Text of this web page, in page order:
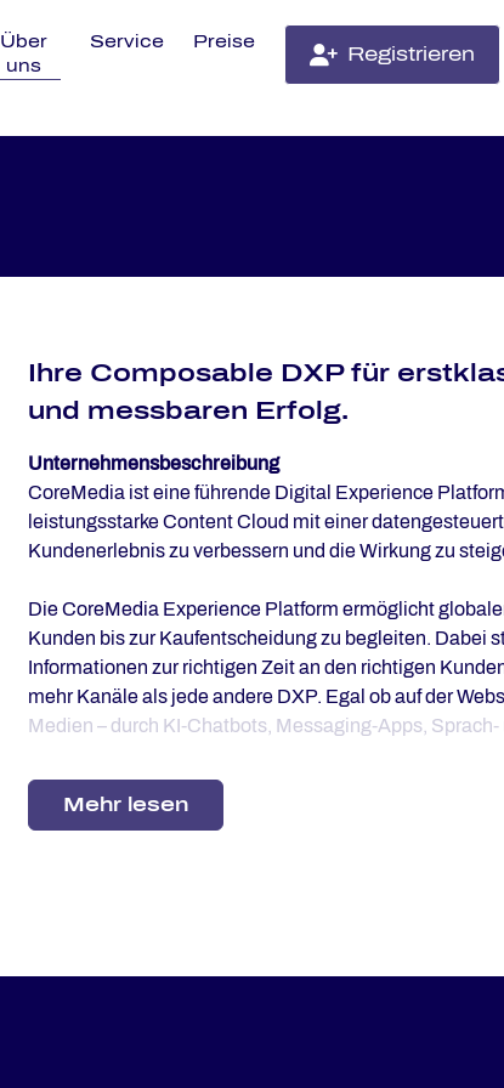
Über
uns
Service Preise
Registrieren
Ihre Com­po­s­a­ble DXP für
und mess­ba­ren Er­folg.
Unternehmensbeschreibung
CoreMedia ist eine führende Digital Experience
leistungsstarke Content Cloud mit einer
Kundenerlebnis zu verbessern und die Wirkung zu
Die CoreMedia Experience Platform ermöglicht
Kunden bis zur Kaufentscheidung zu begleiten. Dabei
Informationen zur richtigen Zeit an den richtigen
mehr Kanäle als jede andere DXP. Egal ob auf der
Medien – durch KI-Chatbots, Messaging-Apps,
Weltweite bekannte B2C- und B2B-Marken wie
Mehr lesen